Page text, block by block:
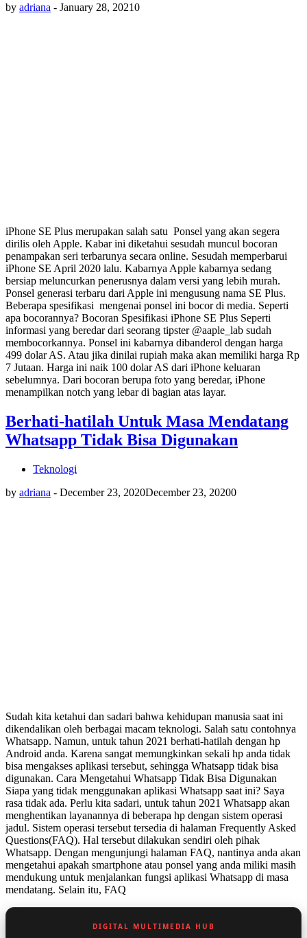
by adriana - January 28, 20210
iPhone SE Plus merupakan salah satu Ponsel yang akan segera
dirilis oleh Apple. Kabar ini diketahui sesudah muncul bocoran
penampakan seri terbarunya secara online. Sesudah memperbarui
iPhone SE April 2020 lalu. Kabarnya Apple kabarnya sedang
bersiap meluncurkan penerusnya dalam versi yang lebih murah.
Ponsel generasi terbaru dari Apple ini mengusung nama SE Plus.
Beberapa spesifikasi mengenai ponsel ini bocor di media. Seperti
apa bocorannya? Bocoran Spesifikasi iPhone SE Plus Seperti
informasi yang beredar dari seorang tipster @aaple_lab sudah
membocorkannya. Ponsel ini kabarnya dibanderol dengan harga
499 dolar AS. Atau jika dinilai rupiah maka akan memiliki harga Rp
7 Jutaan. Harga ini naik 100 dolar AS dari iPhone keluaran
sebelumnya. Dari bocoran berupa foto yang beredar, iPhone
menampilkan notch yang lebar di bagian atas layar.
Berhati-hatilah Untuk Masa Mendatang
Whatsapp Tidak Bisa Digunakan
Teknologi
by adriana - December 23, 2020December 23, 20200
Sudah kita ketahui dan sadari bahwa kehidupan manusia saat ini
dikendalikan oleh berbagai macam teknologi. Salah satu contohnya
Whatsapp. Namun, untuk tahun 2021 berhati-hatilah dengan hp
Android anda. Karena sangat memungkinkan sekali hp anda tidak
bisa mengakses aplikasi tersebut, sehingga Whatsapp tidak bisa
digunakan. Cara Mengetahui Whatsapp Tidak Bisa Digunakan
Siapa yang tidak menggunakan aplikasi Whatsapp saat ini? Saya
rasa tidak ada. Perlu kita sadari, untuk tahun 2021 Whatsapp akan
menghentikan layanannya di beberapa hp dengan sistem operasi
jadul. Sistem operasi tersebut tersedia di halaman Frequently Asked
Questions(FAQ). Hal tersebut dilakukan sendiri oleh pihak
Whatsapp. Dengan mengunjungi halaman FAQ, nantinya anda akan
mengetahui apakah smartphone atau ponsel yang anda miliki masih
mendukung untuk menjalankan fungsi aplikasi Whatsapp di masa
mendatang. Selain itu, FAQ
DIGITAL MULTIMEDIA HUB